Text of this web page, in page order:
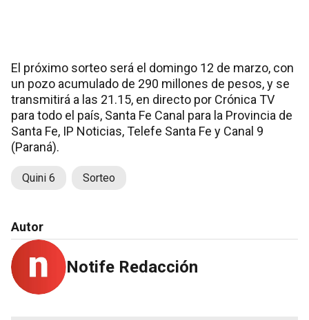
El próximo sorteo será el domingo 12 de marzo, con
un pozo acumulado de 290 millones de pesos, y se
transmitirá a las 21.15, en directo por Crónica TV
para todo el país, Santa Fe Canal para la Provincia de
Santa Fe, IP Noticias, Telefe Santa Fe y Canal 9
(Paraná).
Quini 6 Sorteo
Autor
Notife Redacción